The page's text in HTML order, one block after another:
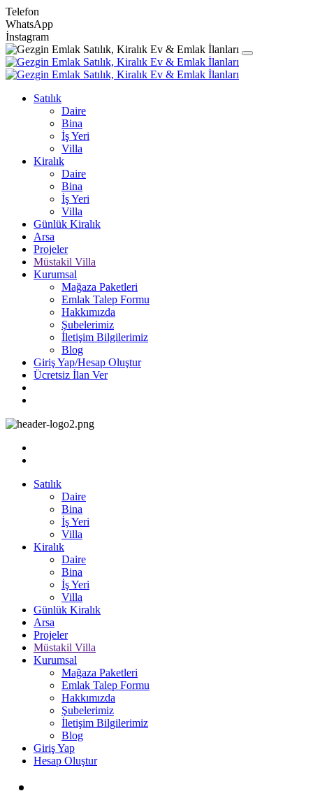
Telefon
WhatsApp
İnstagram
Satılık
Daire
Bina
İş Yeri
Villa
Kiralık
Daire
Bina
İş Yeri
Villa
Günlük Kiralık
Arsa
Projeler
Müstakil Villa
Kurumsal
Mağaza Paketleri
Emlak Talep Formu
Hakkımızda
Şubelerimiz
İletişim Bilgilerimiz
Blog
Giriş Yap/Hesap Oluştur
Ücretsiz İlan Ver
Satılık
Daire
Bina
İş Yeri
Villa
Kiralık
Daire
Bina
İş Yeri
Villa
Günlük Kiralık
Arsa
Projeler
Müstakil Villa
Kurumsal
Mağaza Paketleri
Emlak Talep Formu
Hakkımızda
Şubelerimiz
İletişim Bilgilerimiz
Blog
Giriş Yap
Hesap Oluştur